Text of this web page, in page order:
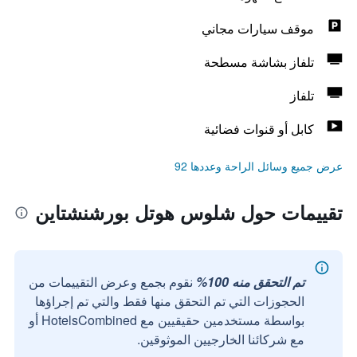
موقف سيارات مجاني
تلفاز بشاشة مسطحة
تلفاز
كابل أو قنوات فضائية
عرض جميع وسائل الراحة وعددها 92
تقييمات حول شلوس هوتل بورشنشتاين
تم التحقق منه 100%
نقوم بجمع وعرض التقييمات من
الحجوزات التي تم التحقق منها فقط والتي تم إجراؤها
بواسطة مستخدمين حقيقيين مع HotelsCombined أو
مع شركائنا الخارجيين الموثوقين.